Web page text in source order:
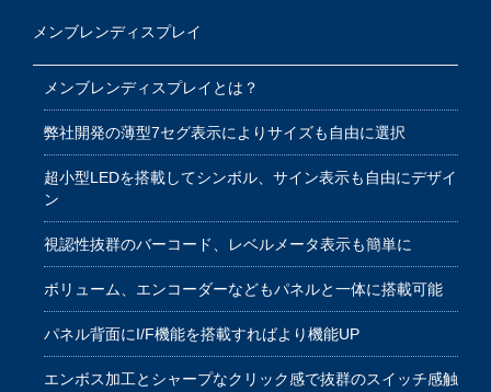
メンブレンディスプレイ
メンブレンディスプレイとは？
弊社開発の薄型7セグ表示によりサイズも自由に選択
超小型LEDを搭載してシンボル、サイン表示も自由にデザイ
ン
視認性抜群のバーコード、レベルメータ表示も簡単に
ボリューム、エンコーダーなどもパネルと一体に搭載可能
パネル背面にI/F機能を搭載すればより機能UP
エンボス加工とシャープなクリック感で抜群のスイッチ感触